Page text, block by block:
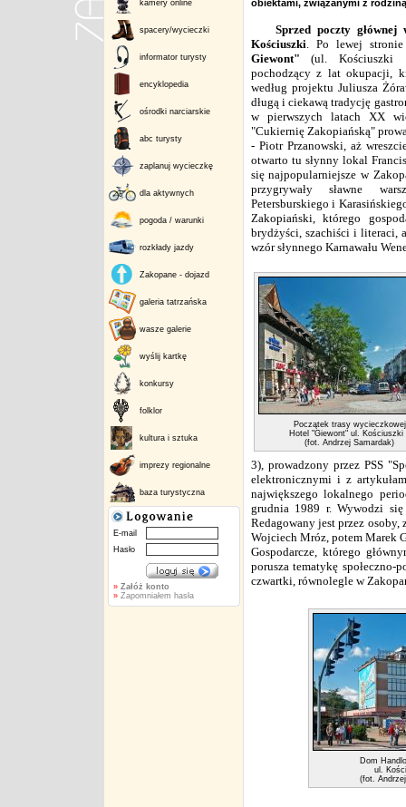
kamery online
spacery/wycieczki
informator turysty
encyklopedia
ośrodki narciarskie
abc turysty
zaplanuj wycieczkę
dla aktywnych
pogoda / warunki
rozkłady jazdy
Zakopane - dojazd
galeria tatrzańska
wasze galerie
wyślij kartkę
konkursy
folklor
kultura i sztuka
imprezy regionalne
baza turystyczna
E-mail
Hasło
» Załóż konto
»Zapomniałem hasła
obiektami, związanymi z
Sprzed poczty głównej
Kościuszki. Po lewej
Giewont" (ul. Kościuszki
pochodzący z lat okupacji,
według projektu Juliusza
długą i ciekawą tradycję
w pierwszych latach XX
"Cukiernię Zakopiańską"
- Piotr Przanowski, aż
otwarto tu słynny lokal
się najpopularniejsze w
przygrywały sławne
Petersburskiego i
Zakopiański, którego
brydżyści, szachiści i literaci,
wzór słynnego Karnawału
Początek trasy wycieczkowej
Hotel "Giewont" ul. Kościuszki
(fot. Andrzej Samardak)
3), prowadzony przez PSS
elektronicznymi i z
największego lokalnego
grudnia 1989 r. Wywodzi
Redagowany jest przez osoby,
Wojciech Mróz, potem Marek
Gospodarcze, którego
porusza tematykę
czwartki, równolegle w
Dom
ul.
(fot.